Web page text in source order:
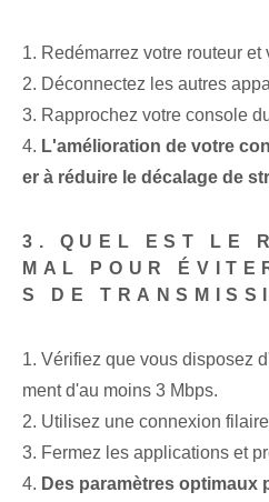
1. Redémarrez votre routeur et
2. Déconnectez les autres
3. Rapprochez votre console
4. L'amélioration de votre
er à réduire le décalage de
3. QUEL EST LE
MAL POUR
S DE
1. Vérifiez que vous disposez
ment d'au moins 3 Mbps.
2. Utilisez une connexion
3. Fermez les applications et
4. Des paramètres optimaux